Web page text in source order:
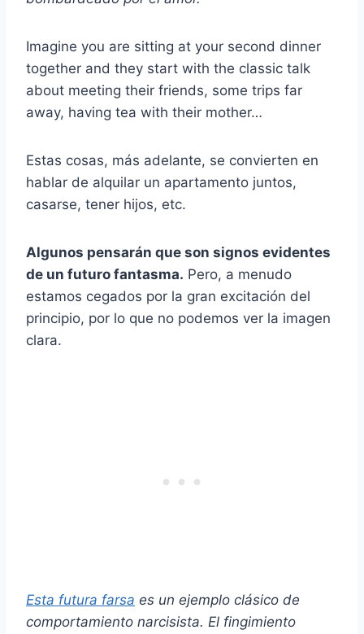
Imagine you are sitting at your second dinner
together and they start with the classic talk
about meeting their friends, some trips far
away, having tea with their mother…
Estas cosas, más adelante, se convierten en
hablar de alquilar un apartamento juntos,
casarse, tener hijos, etc.
Algunos pensarán que son signos evidentes
de un futuro fantasma. Pero, a menudo
estamos cegados por la gran excitación del
principio, por lo que no podemos ver la imagen
clara.
Esta futura farsa es un ejemplo clásico de
comportamiento narcisista. El fingimiento